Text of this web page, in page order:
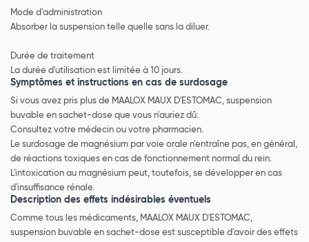
Mode d'administration
Absorber la suspension telle quelle sans la diluer.
Durée de traitement
La durée d'utilisation est limitée à 10 jours.
Symptômes et instructions en cas de surdosage
Si vous avez pris plus de MAALOX MAUX D'ESTOMAC, suspension
buvable en sachet-dose que vous n'auriez dû:
Consultez votre médecin ou votre pharmacien.
Le surdosage de magnésium par voie orale n'entraîne pas, en général,
de réactions toxiques en cas de fonctionnement normal du rein.
L'intoxication au magnésium peut, toutefois, se développer en cas
d'insuffisance rénale.
Description des effets indésirables éventuels
Comme tous les médicaments, MAALOX MAUX D'ESTOMAC,
suspension buvable en sachet-dose est susceptible d'avoir des effets